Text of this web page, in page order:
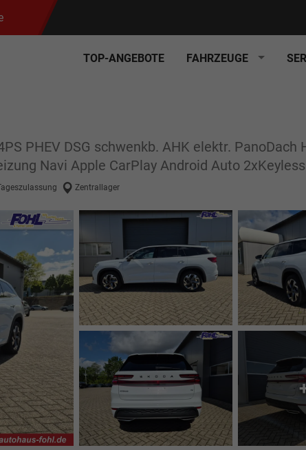
TOP-ANGEBOTE FAHRZEUGE
PHEV DSG schwenkb. AHK elektr. PanoDach
Navi Apple CarPlay Android Auto
Zentrallager